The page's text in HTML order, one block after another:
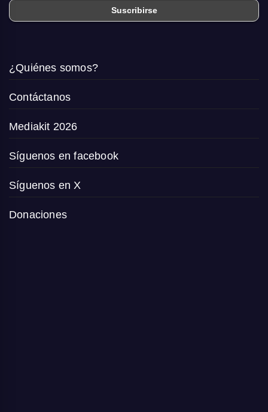
¿Quiénes somos?
Contáctanos
Mediakit 2026
Síguenos en facebook
Síguenos en X
Donaciones